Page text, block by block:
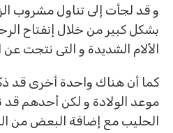
و قد لجأت إلى تناول مشروب
بشكل كبير من خلال إنفتاح
الألام الشديدة و التى نتجت عن
كما أن هناك واحدة أخرى قد
موعد الولادة و لكن أحدهم
الحليب مع إضافة البعض من